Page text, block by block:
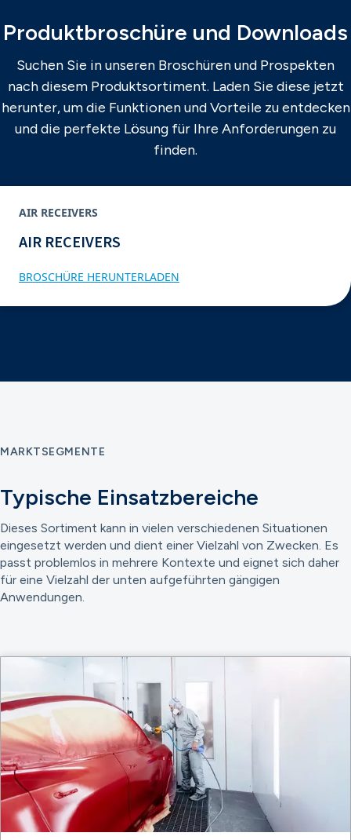
Produktbroschüre und Downloads
Suchen Sie in unseren Broschüren und Prospekten
nach diesem Produktsortiment. Laden Sie diese jetzt
herunter, um die Funktionen und Vorteile zu entdecken
und die perfekte Lösung für Ihre Anforderungen zu
finden.
AIR RECEIVERS
AIR RECEIVERS
BROSCHÜRE HERUNTERLADEN
MARKTSEGMENTE
Typische Einsatzbereiche
Dieses Sortiment kann in vielen verschiedenen Situationen
eingesetzt werden und dient einer Vielzahl von Zwecken. Es
passt problemlos in mehrere Kontexte und eignet sich daher
für eine Vielzahl der unten aufgeführten gängigen
Anwendungen.